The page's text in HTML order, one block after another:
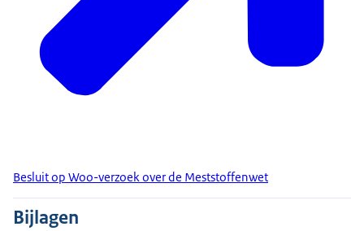
Besluit op Woo-verzoek over de Meststoffenwet
Bijlagen